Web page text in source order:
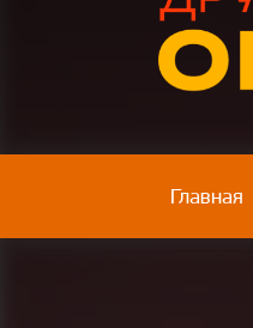
Главная